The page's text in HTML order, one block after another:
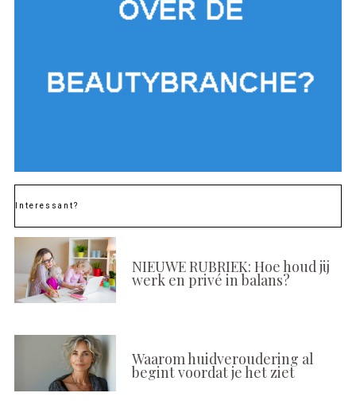
Interessant?
NIEUWE RUBRIEK: Hoe houd jij
werk en privé in balans?
Waarom huidveroudering al
begint voordat je het ziet